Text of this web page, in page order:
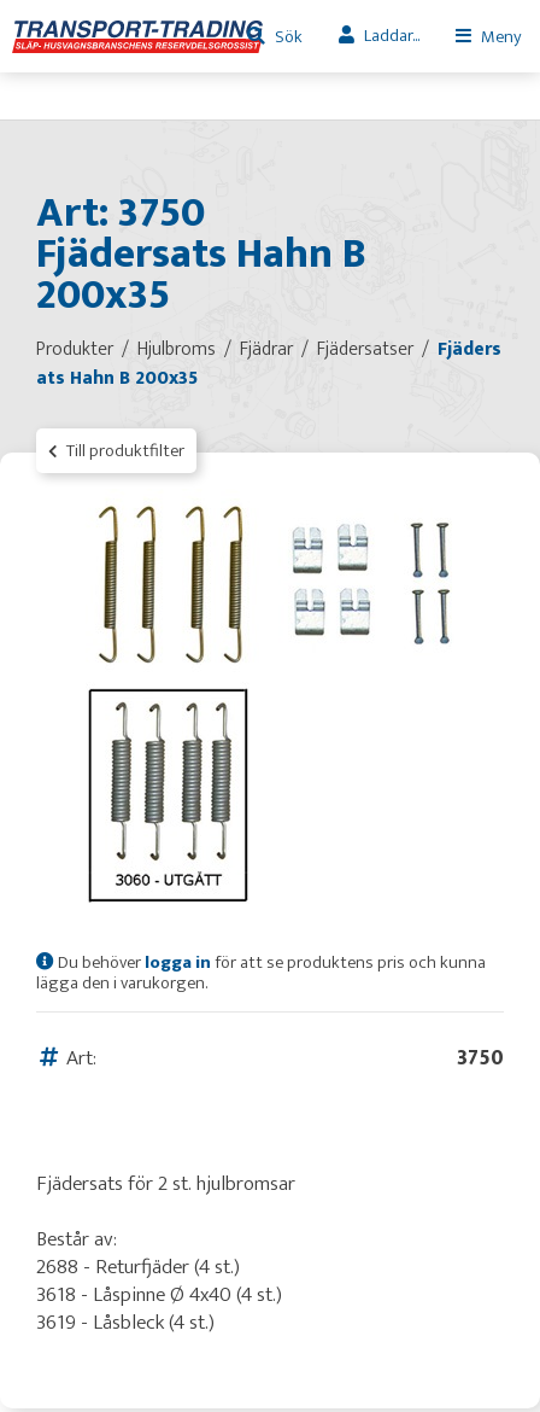
Sök Laddar... Meny
Art: 3750
Fjädersats Hahn B
200x35
Produkter Hjulbroms Fjädrar Fjädersatser
Fjäders
ats Hahn B 200x35
Till produktfilter
Du behöverlogga inför att se produktens pris och kunna
lägga den i varukorgen.
Art: 3750
Fjädersats för 2 st. hjulbromsar
Består av:
2688 - Returfjäder (4 st.)
3618 - Låspinne Ø 4x40 (4 st.)
3619 - Låsbleck (4 st.)